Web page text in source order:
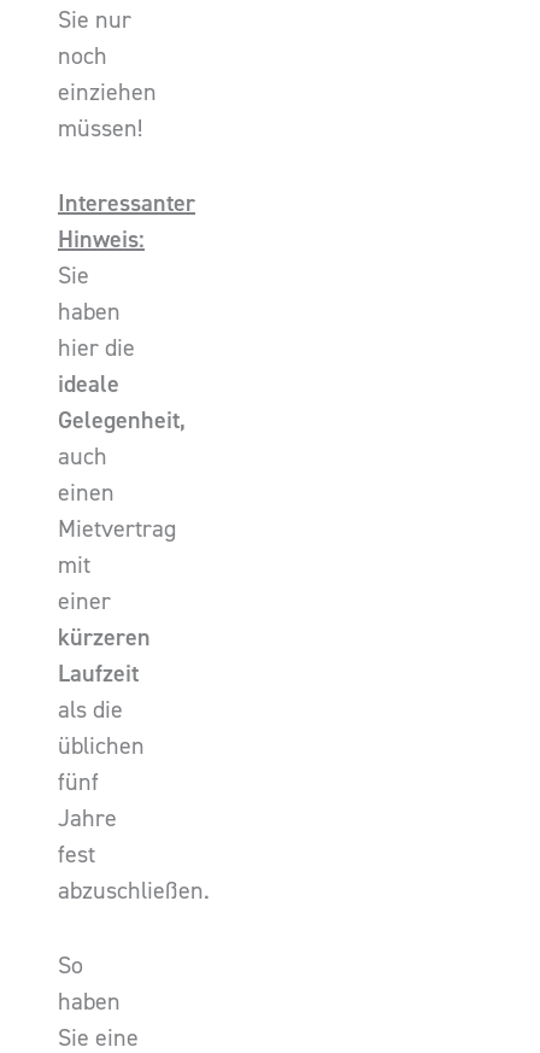
Sie nur
noch
einziehen
müssen!
Interessanter
Hinweis:
Sie
haben
hier die
ideale
Gelegenheit,
auch
einen
Mietvertrag
mit
einer
kürzeren
Laufzeit
als die
üblichen
fünf
Jahre
fest
abzuschließen.
So
haben
Sie eine